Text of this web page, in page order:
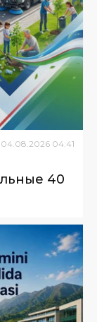
04 08 2026 04:41
40